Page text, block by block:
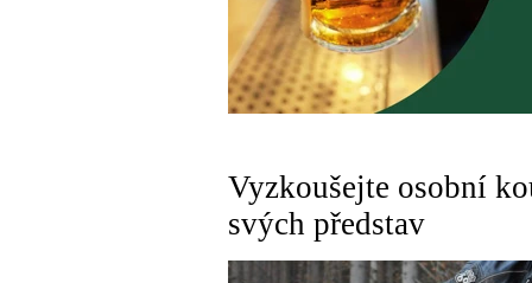
Vyzkoušejte osobní
svých představ